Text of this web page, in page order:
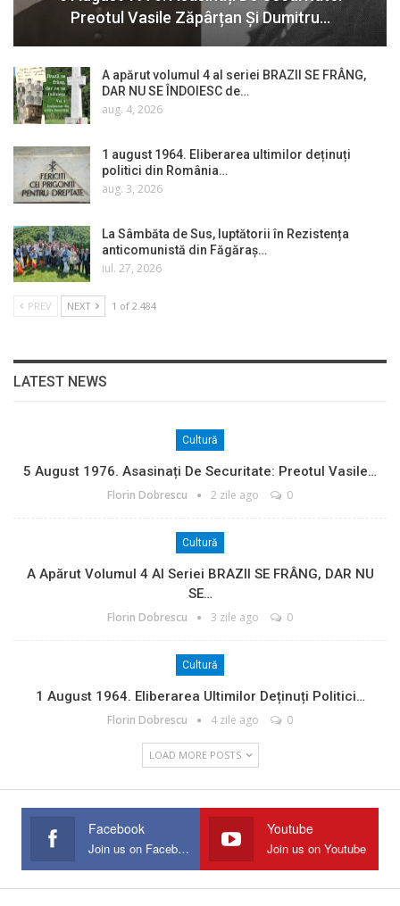
Preotul Vasile Zăpârțan Și Dumitru…
A apărut volumul 4 al seriei BRAZII SE FRÂNG,
DAR NU SE ÎNDOIESC de…
aug. 4, 2026
1 august 1964. Eliberarea ultimilor deținuți
politici din România…
aug. 3, 2026
La Sâmbăta de Sus, luptătorii în Rezistența
anticomunistă din Făgăraș…
iul. 27, 2026
PREV NEXT 1 of 2.484
LATEST NEWS
Cultură
5 August 1976. Asasinați De Securitate: Preotul Vasile…
Florin Dobrescu 2 zile ago 0
Cultură
A Apărut Volumul 4 Al Seriei BRAZII SE FRÂNG, DAR NU
SE…
Florin Dobrescu 3 zile ago 0
Cultură
1 August 1964. Eliberarea Ultimilor Deținuți Politici…
Florin Dobrescu 4 zile ago 0
LOAD MORE POSTS
Facebook
Join us on Facebook
Youtube
Join us on Youtube